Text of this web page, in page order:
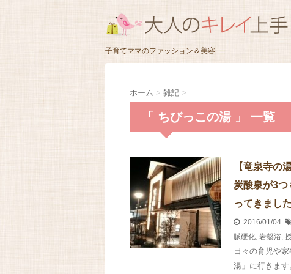
子育てママのファッション＆美容
ホーム > 雑記 >
「 ちびっこの湯 」 一覧
【竜泉寺の
炭酸泉が3つ
ってきました
2016/01/04
脈硬化, 岩盤浴,
日々の育児や
湯」に行きま